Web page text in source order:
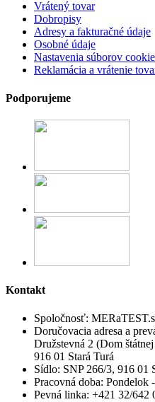
Vrátený tovar
Dobropisy
Adresy a fakturačné údaje
Osobné údaje
Nastavenia súborov cookie
Reklamácia a vrátenie
Podporujeme
Kontakt
Spoločnosť:
Doručovacia adresa a
Družstevná 2 (Dom
916 01 Stará Turá
Sídlo: SNP 266/3, 916 01
Pracovná doba: Pondelok
Pevná linka: +421 32/642